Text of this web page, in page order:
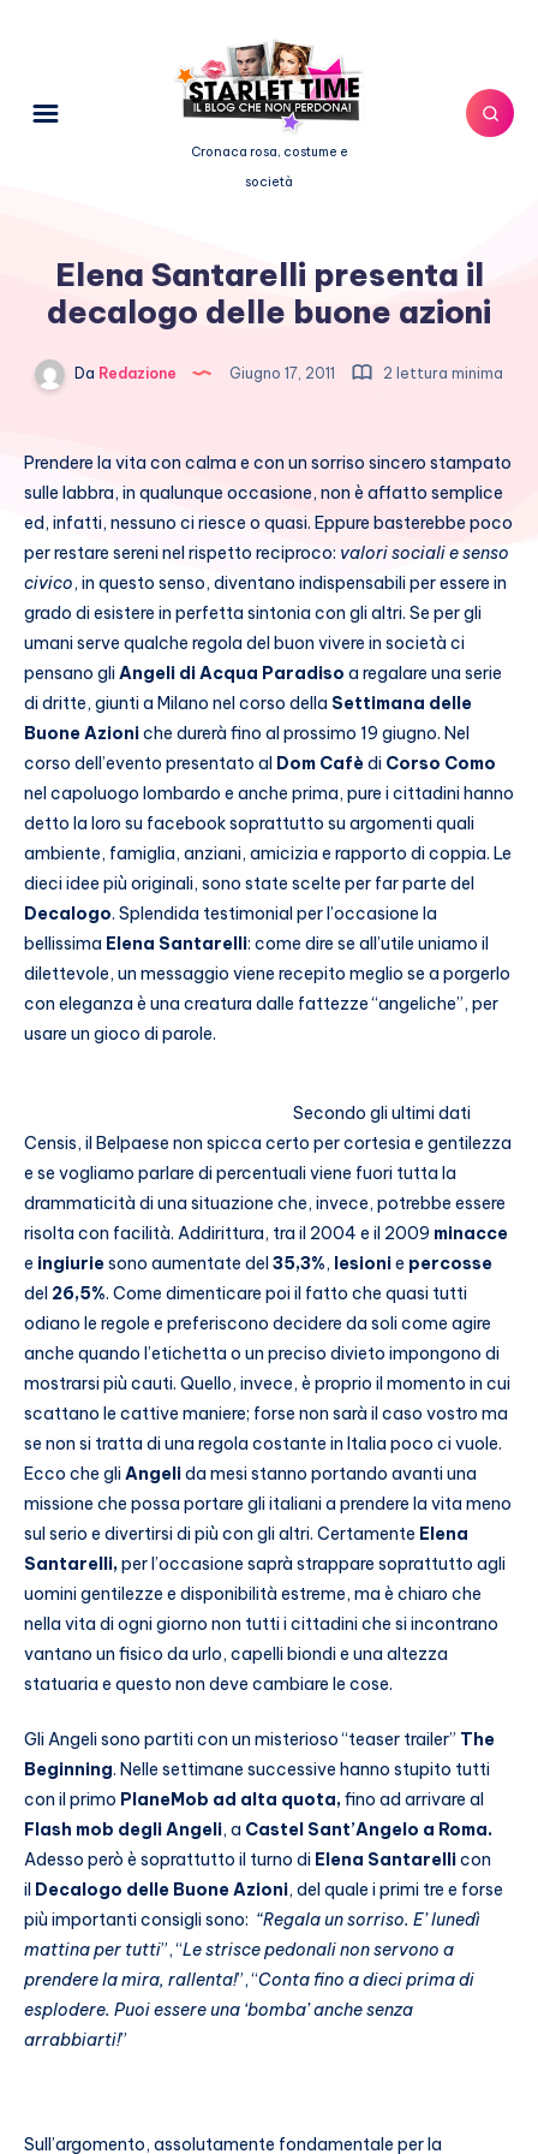
Cronaca rosa, costume e
società
Elena Santarelli presenta il
decalogo delle buone azioni
Da Redazione Giugno 17, 2011 2 lettura minima
Prendere la vita con calma e con un sorriso sincero stampato
sulle labbra, in qualunque occasione, non è affatto semplice
ed, infatti, nessuno ci riesce o quasi. Eppure basterebbe poco
per restare sereni nel rispetto reciproco: valori sociali e senso
civico, in questo senso, diventano indispensabili per essere in
grado di esistere in perfetta sintonia con gli altri. Se per gli
umani serve qualche regola del buon vivere in società ci
pensano gliAngeli di Acqua Paradiso a regalare una serie
di dritte, giunti a Milano nel corso della Settimana delle
Buone Azioniche durerà fino al prossimo 19 giugno. Nel
corso dell’evento presentato al Dom Cafèdi Corso Como
nel capoluogo lombardo e anche prima, pure i cittadini hanno
detto la loro su facebook soprattutto su argomenti quali
ambiente, famiglia, anziani, amicizia e rapporto di coppia. Le
dieci idee più originali, sono state scelte per far parte del
Decalogo. Splendida testimonial per l’occasione la
bellissima Elena Santarelli: come dire se all’utile uniamo il
dilettevole, un messaggio viene recepito meglio se a porgerlo
con eleganza è una creatura dalle fattezze “angeliche”, per
usare un gioco di parole.
Secondo gli ultimi dati
Censis, il Belpaese non spicca certo per cortesia e gentilezza
e se vogliamo parlare di percentuali viene fuori tutta la
drammaticità di una situazione che, invece, potrebbe essere
risolta con facilità. Addirittura, tra il 2004 e il 2009 minacce
e ingiuriesono aumentate del35,3%, lesionie percosse
del 26,5%. Come dimenticare poi il fatto che quasi tutti
odiano le regole e preferiscono decidere da soli come agire
anche quando l’etichetta o un preciso divieto impongono di
mostrarsi più cauti. Quello, invece, è proprio il momento in cui
scattano le cattive maniere; forse non sarà il caso vostro ma
se non si tratta di una regola costante in Italia poco ci vuole.
Ecco che gliAngelida mesi stanno portando avanti una
missione che possa portare gli italiani a prendere la vita meno
sul serio e divertirsi di più con gli altri. Certamente Elena
Santarelli,per l’occasione saprà strappare soprattutto agli
uomini gentilezze e disponibilità estreme, ma è chiaro che
nella vita di ogni giorno non tutti i cittadini che si incontrano
vantano un fisico da urlo, capelli biondi e una altezza
statuaria e questo non deve cambiare le cose.
Gli Angeli sono partiti con un misterioso “teaser trailer” The
Beginning. Nelle settimane successive hanno stupito tutti
con il primo PlaneMob ad alta quota,fino ad arrivare al
Flash mob degli Angeli, a Castel Sant’Angelo a Roma.
Adesso però è soprattutto il turno di Elena Santarellicon
il Decalogo delle Buone Azioni, del quale i primi tre e forse
più importanti consigli sono: “Regala un sorriso. E’ lunedì
mattina per tutti”, “Le strisce pedonali non servono a
prendere la mira, rallenta!”, “Conta fino a dieci prima di
esplodere. Puoi essere una ‘bomba’ anche senza
arrabbiarti!”
Sull’argomento, assolutamente fondamentale per la